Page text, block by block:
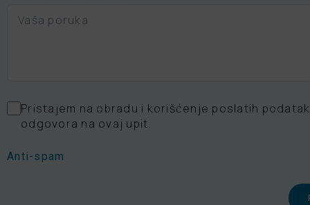
Pristajem na obradu i korišćenje poslatih
odgovora na ovaj upit.
Anti-spam